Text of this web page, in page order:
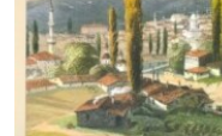
ПОБЕДИТЕЛЕЙ НЕ СУДЯТ?
КРЫМ.НЕПОКОРЕННЫЙ
ELIFBE
ПРИСОЕДИНЯЙТЕСЬ!